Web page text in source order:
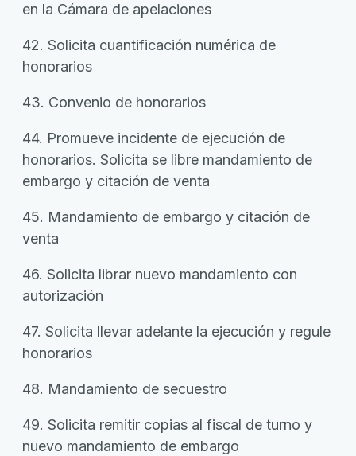
en la Cámara de apelaciones
42. Solicita cuantificación numérica de
honorarios
43. Convenio de honorarios
44. Promueve incidente de ejecución de
honorarios. Solicita se libre mandamiento de
embargo y citación de venta
45. Mandamiento de embargo y citación de
venta
46. Solicita librar nuevo mandamiento con
autorización
47. Solicita llevar adelante la ejecución y regule
honorarios
48. Mandamiento de secuestro
49. Solicita remitir copias al fiscal de turno y
nuevo mandamiento de embargo